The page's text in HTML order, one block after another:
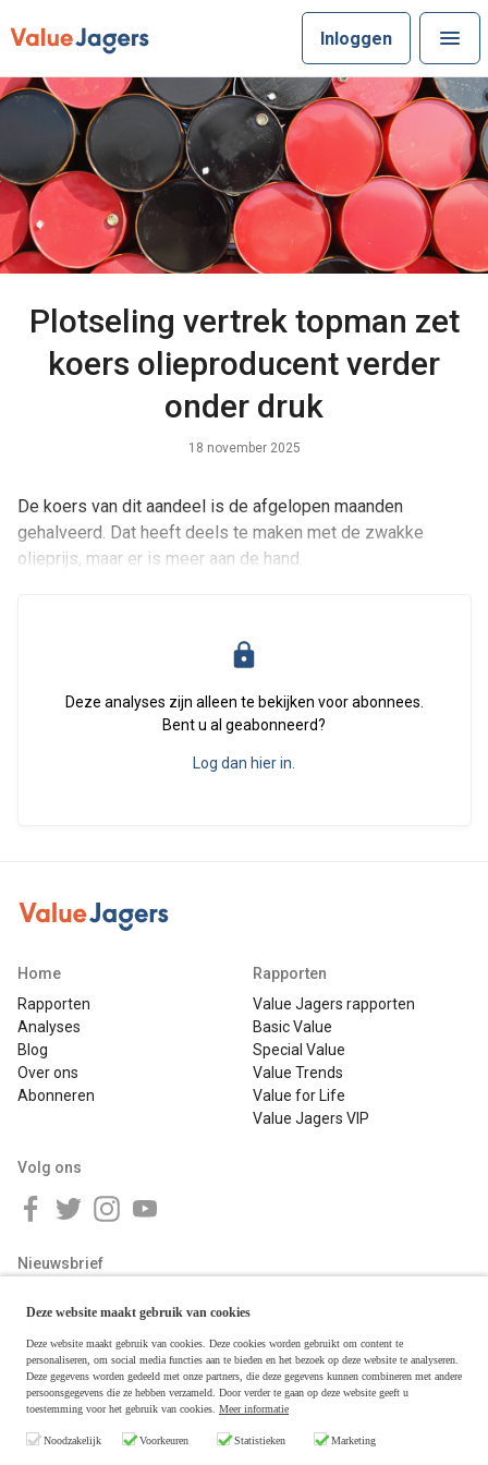
Inloggen
Plotseling vertrek topman zet
koers olieproducent verder
onder druk
18 november 2025
De koers van dit aandeel is de afgelopen maanden
gehalveerd. Dat heeft deels te maken met de zwakke
olieprijs, maar er is meer aan de hand.
Deze analyses zijn alleen te bekijken voor abonnees.
Bent u al geabonneerd?
Log dan hier in.
Home
Rapporten
Analyses
Blog
Over ons
Abonneren
Rapporten
Value Jagers rapporten
Basic Value
Special Value
Value Trends
Value for Life
Value Jagers VIP
Volg ons
Nieuwsbrief
Deze website maakt gebruik van cookies
Deze website maakt gebruik van cookies. Deze cookies worden gebruikt om content te
personaliseren, om social media functies aan te bieden en het bezoek op deze website te analyseren.
Deze gegevens worden gedeeld met onze partners, die deze gegevens kunnen combineren met andere
persoonsgegevens die ze hebben verzameld. Door verder te gaan op deze website geeft u
toestemming voor het gebruik van cookies. Meer informatie
Noodzakelijk Voorkeuren Statistieken Marketing